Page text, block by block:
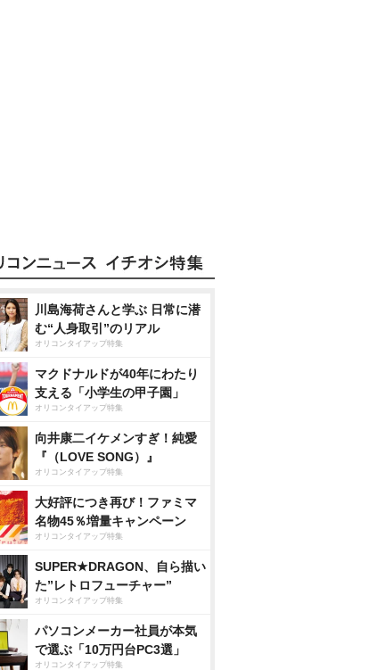
川島海荷さんと学ぶ 日常に潜
む“人身取引”のリアル
オリコンタイアップ特集
マクドナルドが40年にわたり
支える「小学生の甲子園」
オリコンタイアップ特集
向井康二イケメンすぎ！純愛
『（LOVE SONG）』
オリコンタイアップ特集
大好評につき再び！ファミマ
名物45％増量キャンペーン
オリコンタイアップ特集
SUPER★DRAGON、自ら描い
た”レトロフューチャー”
オリコンタイアップ特集
パソコンメーカー社員が本気
で選ぶ「10万円台PC3選」
オリコンタイアップ特集